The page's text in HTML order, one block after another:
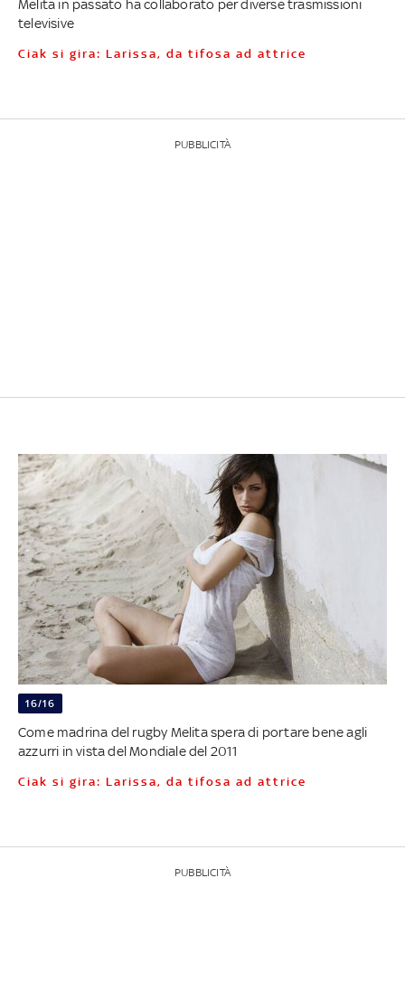
Melita in passato ha collaborato per diverse trasmissioni
televisive
Ciak si gira: Larissa, da tifosa ad attrice
PUBBLICITÀ
16/16
Come madrina del rugby Melita spera di portare bene agli
azzurri in vista del Mondiale del 2011
Ciak si gira: Larissa, da tifosa ad attrice
PUBBLICITÀ